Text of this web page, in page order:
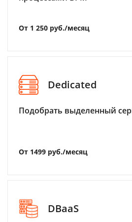
От 1 250 руб./месяц
Dedicated
Подобрать выделенный
От 1499 руб./месяц
DBaaS